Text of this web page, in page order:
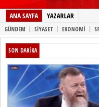
ANA SAYFA YAZARLAR
GÜNDEM | SİYASET | EKONOMİ |
SON DAKİKA